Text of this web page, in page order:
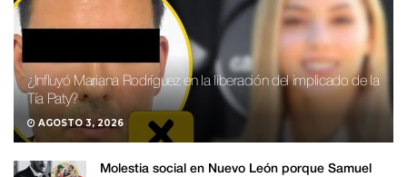
¿Influyó Mariana Rodríguez en la liberación del implicado de la
Tía Paty?
AGOSTO 3, 2026
Molestia social en Nuevo León porque Samuel